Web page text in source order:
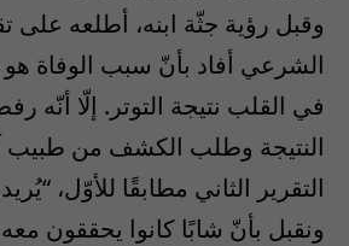
وقبل رؤية جثّة ابنه، أطلعه على
الشرعي أفاد بأنّ سبب الوفاة
في القلب نتيجة التوتر. إلّا أنّه
النتيجة وطلب الكشف من طبيب
التقرير الثاني مطابقًا للأوّل،
ونقبل بأنّ شابًا كانوا يحققون